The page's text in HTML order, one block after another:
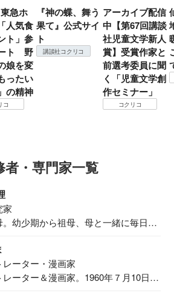
東急ホ
人気食
ト」参
ト 野
娘を変
ったい
の精神
コ
『神の蝶、舞う
果て』公式サイ
ト
講談社コクリコ
アーカイブ配信
中【第67回講談
社児童文学新人
賞】受賞作家と
前選考委員に聞
く「児童文学創
作セミナー」
コクリコ
者・専門家一覧
家
。幼少期から祖母、母と一緒に毎日の
レーター・漫画家
レーター＆漫画家。1960年７月10日生